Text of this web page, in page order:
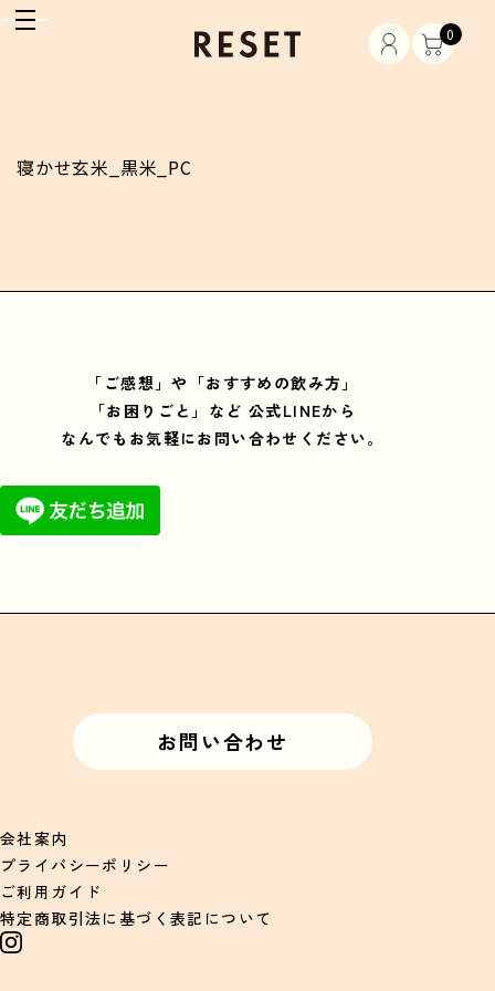
0
寝かせ玄米_黒米_PC
「ご感想」や「おすすめの飲み方」
「お困りごと」など 公式LINEから
なんでもお気軽にお問い合わせください。
お問い合わせ
会社案内
プライバシーポリシー
ご利用ガイド
特定商取引法に基づく表記について